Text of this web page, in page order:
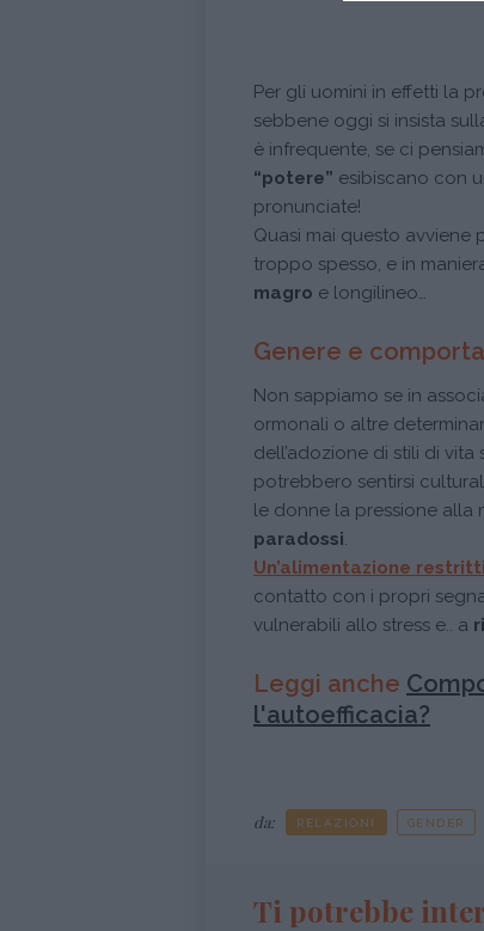
Per gli uomini in effetti la
sebbene oggi si insista
è infrequente, se ci
“potere” esibiscano con
pronunciate!
Quasi mai questo avviene
troppo spesso, e in
magro e longilineo…
Genere e
Non sappiamo se in
ormonali o altre
dell’adozione di stili di
potrebbero sentirsi
le donne la pressione alla
paradossi.
Un’alimentazione
contatto con i propri
vulnerabili allo stress e.. a
Leggi anche
l'autoefficacia?
da: RELAZIONI GENDER
Ti potrebbe